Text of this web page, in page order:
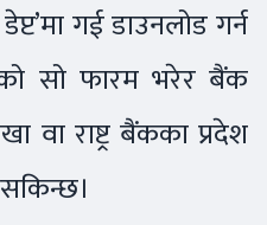
गई डाउनलोड गर्न
सो फारम भरेर बैंक
वा राष्ट्र बैंकका प्रदेश